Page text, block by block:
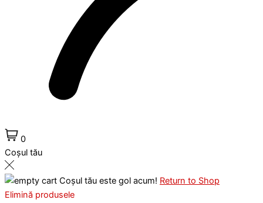
0
Coșul tău
Coșul tău este gol acum! Return to Shop
Elimină produsele